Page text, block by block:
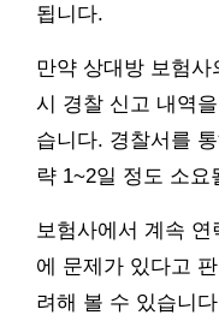
됩니다.
만약 상대방 보험
시 경찰 신고 내역
습니다. 경찰서를
략 1~2일 정도 소요
보험사에서 계속
에 문제가 있다고
려해 볼 수 있습니